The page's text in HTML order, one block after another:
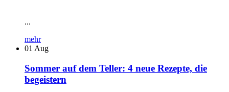
...
mehr
01 Aug
Sommer auf dem Teller: 4 neue Rezepte, die
begeistern